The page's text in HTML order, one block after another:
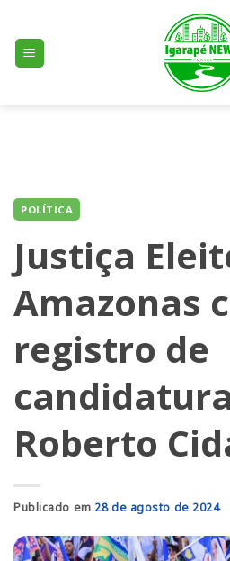
content
POLÍTICA
Justiça
Amazonas
registro de
Roberto
Publicado em 28 de agosto de 2024